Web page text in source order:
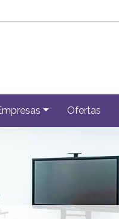
Ofertas